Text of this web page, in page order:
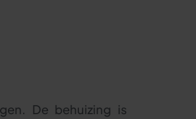
De behuizing is